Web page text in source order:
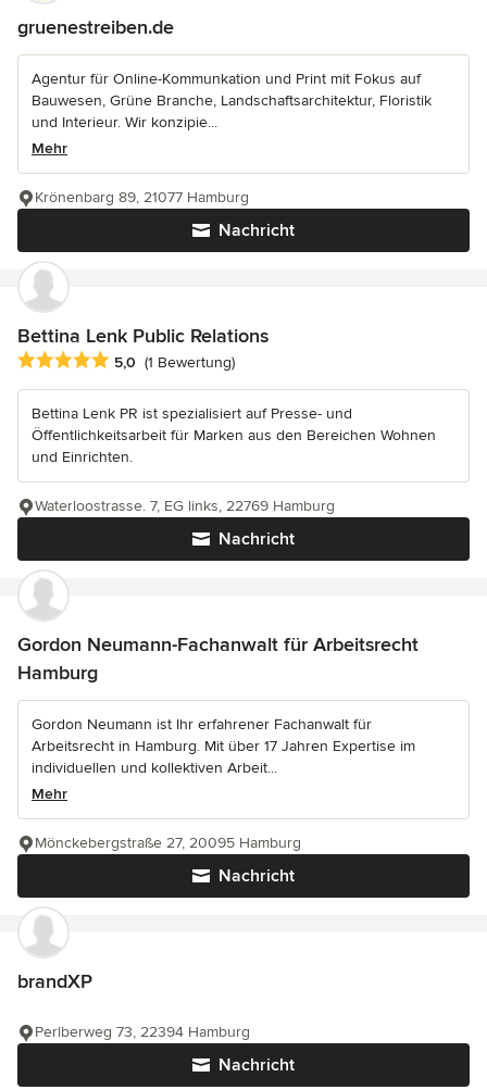
gruenestreiben.de
Agentur für Online-Kommunkation und Print mit Fokus auf
Bauwesen, Grüne Branche, Landschaftsarchitektur, Floristik
und Interieur. Wir konzipie...
Mehr
Nachricht
Krönenbarg 89, 21077 Hamburg
Bettina Lenk Public Relations
Durchschnittliche Bewertung: 5 von 5 Sternen
5,0 (1 Bewertung)
Bettina Lenk PR ist spezialisiert auf Presse- und
Öffentlichkeitsarbeit für Marken aus den Bereichen Wohnen
und Einrichten.
Nachricht
Waterloostrasse. 7, EG links, 22769 Hamburg
Gordon Neumann-Fachanwalt für Arbeitsrecht
Hamburg
Gordon Neumann ist Ihr erfahrener Fachanwalt für
Arbeitsrecht in Hamburg. Mit über 17 Jahren Expertise im
individuellen und kollektiven Arbeit...
Mehr
Nachricht
Mönckebergstraße 27, 20095 Hamburg
brandXP
Nachricht
Perlberweg 73, 22394 Hamburg